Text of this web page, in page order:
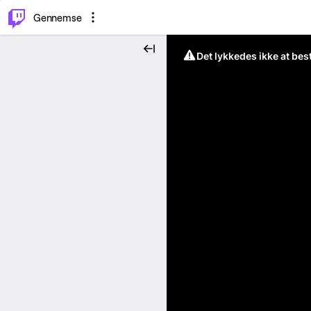
Gennemse
Det lykkedes ikke at